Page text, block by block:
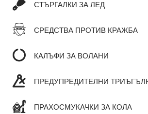
СТЪРГАЛКИ ЗА ЛЕД
СРЕДСТВА ПРОТИВ КРАЖБА
КАЛЪФИ ЗА ВОЛАНИ
ПРЕДУПРЕДИТЕЛНИ
ПРАХОСМУКАЧКИ ЗА КОЛА